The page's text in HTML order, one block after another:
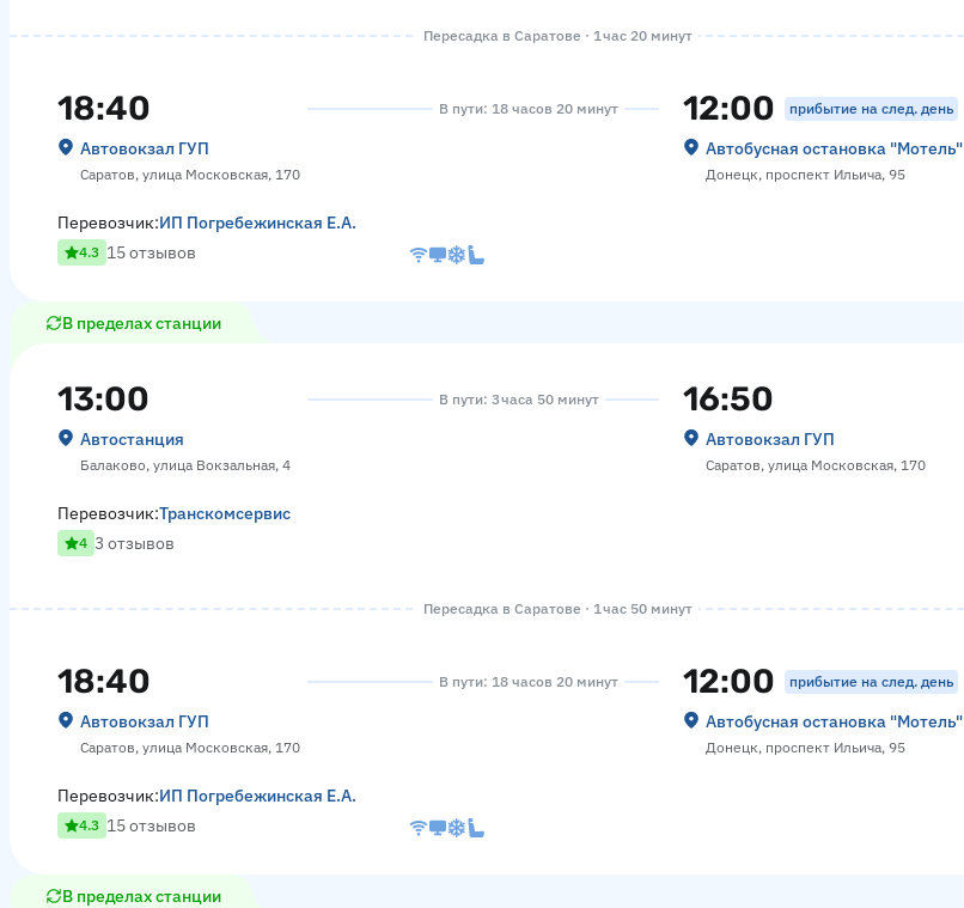
Пересадка в Саратове · 1 час 20 минут
18:40
Автовокзал ГУП
Саратов, улица Московская, 170
В пути: 18 часов 20 минут 12:00 прибытие на след. день
Автобусная остановка "Мотель"
Донецк, проспект Ильича, 95
Перевозчик:ИП Погребежинская Е.А.
4.3 15 отзывов
В пределах станции
13:00
Автостанция
Балаково, улица Вокзальная, 4
В пути: 3 часа 50 минут 16:50
Автовокзал ГУП
Саратов, улица Московская, 170
Перевозчик:Транскомсервис
4 3 отзывов
Пересадка в Саратове · 1 час 50 минут
18:40
Автовокзал ГУП
Саратов, улица Московская, 170
В пути: 18 часов 20 минут 12:00 прибытие на след. день
Автобусная остановка "Мотель"
Донецк, проспект Ильича, 95
Перевозчик:ИП Погребежинская Е.А.
4.3 15 отзывов
В пределах станции